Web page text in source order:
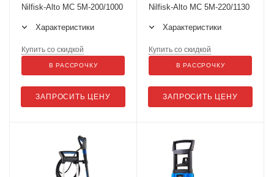
Nilfisk-Alto MC 5M-200/1000
Характеристики
ЗАПРОСИТЬ ЦЕНУ
Купить со скидкой
В РАССРОЧКУ
Nilfisk-Alto MC 5M-220/1130
Характеристики
ЗАПРОСИТЬ ЦЕНУ
Купить со скидкой
В РАССРОЧКУ